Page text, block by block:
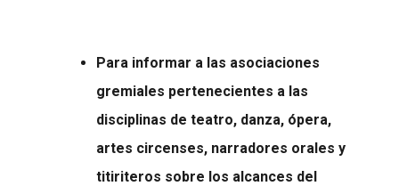
Para informar a las asociaciones
gremiales pertenecientes a las
disciplinas de teatro, danza, ópera,
artes circenses, narradores orales y
titiriteros sobre los alcances del